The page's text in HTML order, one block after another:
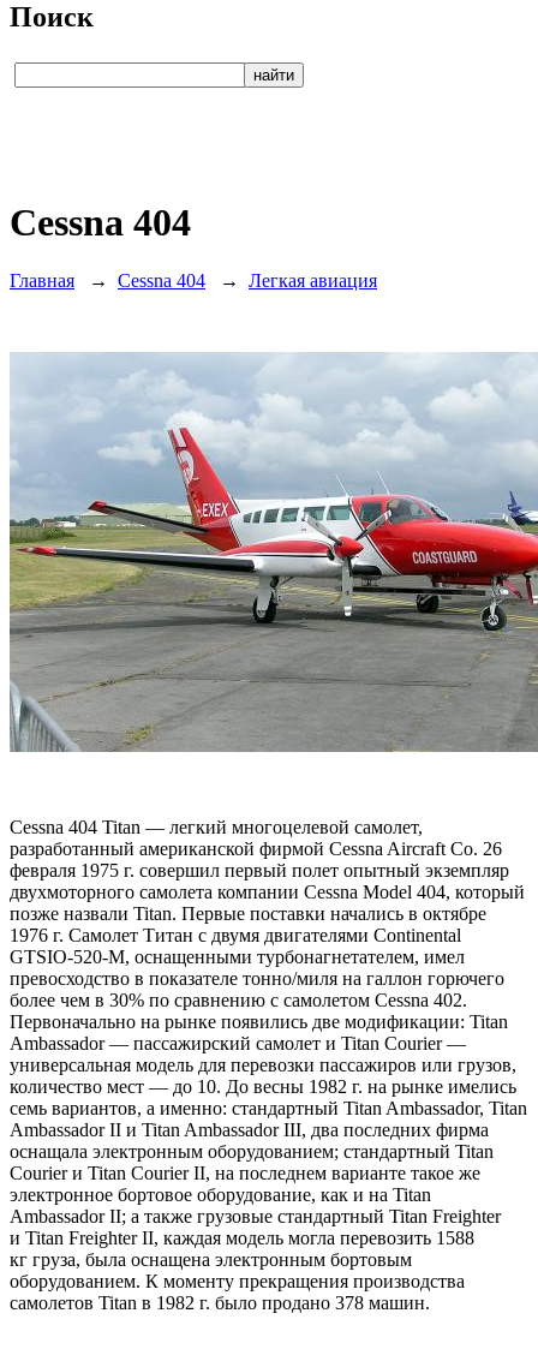
Поиск
Cessna 404
Главная → Cessna 404 → Легкая авиация
Cessna 404 Titan — легкий многоцелевой самолет,
разработанный американской фирмой Cessna Aircraft Co. 26
февраля 1975 г. совершил первый полет опытный экземпляр
двухмоторного самолета компании Сessna Model 404, который
позже назвали Titan. Первые поставки начались в октябре
1976 г. Самолет Титан с двумя двигателями Continental
GTSIO-520-M, оснащенными турбонагнетателем, имел
превосходство в показателе тонно/миля на галлон горючего
более чем в 30% по сравнению с самолетом Cessna 402.
Первоначально на рынке появились две модификации: Titan
Ambassador — пассажирский самолет и Titan Courier —
универсальная модель для перевозки пассажиров или грузов,
количество мест — до 10. До весны 1982 г. на рынке имелись
семь вариантов, а именно: стандартный Titan Ambassador, Titan
Ambassador II и Titan Ambassador III, два последних фирма
оснащала электронным оборудованием; стандартный Titan
Courier и Titan Courier II, на последнем варианте такое же
электронное бортовое оборудование, как и на Titan
Ambassador II; а также грузовые стандартный Titan Freighter
и Titan Freighter II, каждая модель могла перевозить 1588
кг груза, была оснащена электронным бортовым
оборудованием. К моменту прекращения производства
самолетов Titan в 1982 г. было продано 378 машин.